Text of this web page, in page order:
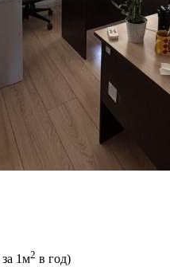
за 1м2 в год)